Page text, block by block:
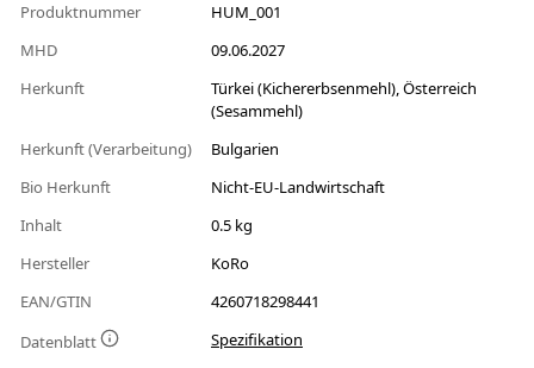
Produktnummer
HUM_001
MHD
09.06.2027
Herkunft
Türkei (Kichererbsenmehl), Österreich
(Sesammehl)
Herkunft (Verarbeitung)
Bulgarien
Bio Herkunft
Nicht-EU-Landwirtschaft
Inhalt
0.5 kg
Hersteller
KoRo
EAN/GTIN
4260718298441
Datenblatt
Spezifikation